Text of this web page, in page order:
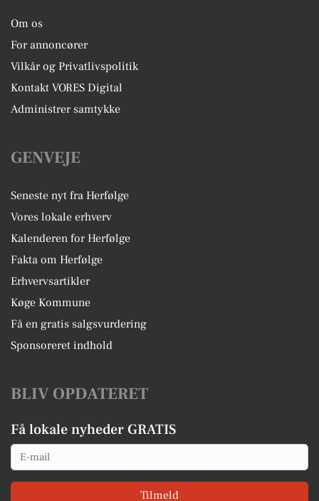
Om os
For annoncører
Vilkår og Privatlivspolitik
Kontakt VORES Digital
Administrer samtykke
GENVEJE
Seneste nyt fra Herfølge
Vores lokale erhverv
Kalenderen for Herfølge
Fakta om Herfølge
Erhvervsartikler
Køge Kommune
Få en gratis salgsvurdering
Sponsoreret indhold
BLIV OPDATERET
Få lokale nyheder GRATIS
Email
Tilmeld